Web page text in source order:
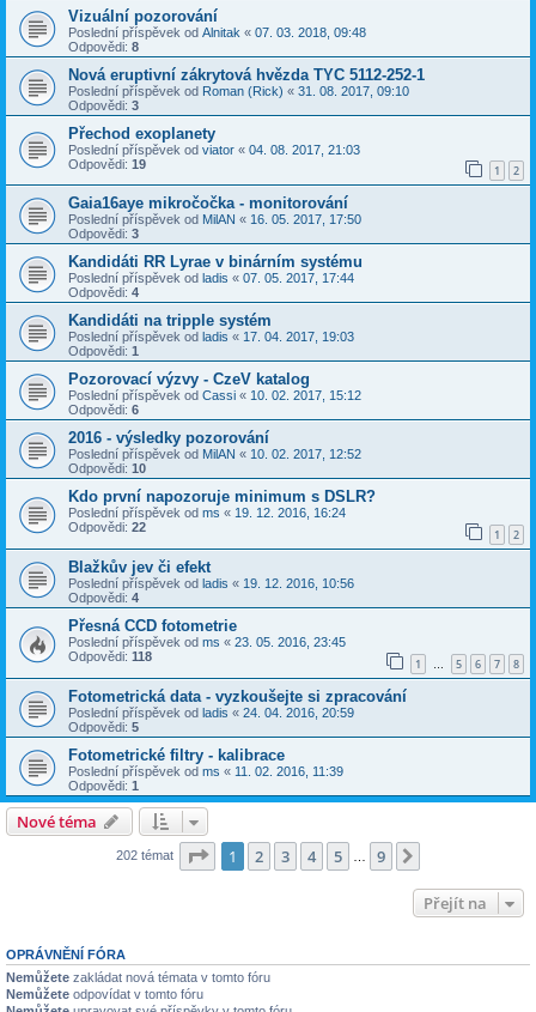
Vizuální pozorování
Poslední příspěvek od Alnitak « 07. 03. 2018, 09:48
Odpovědi: 8
Nová eruptivní zákrytová hvězda TYC 5112-252-1
Poslední příspěvek od Roman (Rick) « 31. 08. 2017, 09:10
Odpovědi: 3
Přechod exoplanety
Poslední příspěvek od viator « 04. 08. 2017, 21:03
Odpovědi: 19 1 2
Gaia16aye mikročočka - monitorování
Poslední příspěvek od MilAN « 16. 05. 2017, 17:50
Odpovědi: 3
Kandidáti RR Lyrae v binárním systému
Poslední příspěvek od ladis « 07. 05. 2017, 17:44
Odpovědi: 4
Kandidáti na tripple systém
Poslední příspěvek od ladis « 17. 04. 2017, 19:03
Odpovědi: 1
Pozorovací výzvy - CzeV katalog
Poslední příspěvek od Cassi « 10. 02. 2017, 15:12
Odpovědi: 6
2016 - výsledky pozorování
Poslední příspěvek od MilAN « 10. 02. 2017, 12:52
Odpovědi: 10
Kdo první napozoruje minimum s DSLR?
Poslední příspěvek od ms « 19. 12. 2016, 16:24
Odpovědi: 22 1 2
Blažkův jev či efekt
Poslední příspěvek od ladis « 19. 12. 2016, 10:56
Odpovědi: 4
Přesná CCD fotometrie
Poslední příspěvek od ms « 23. 05. 2016, 23:45
Odpovědi: 118 1 … 5 6 7 8
Fotometrická data - vyzkoušejte si zpracování
Poslední příspěvek od ladis « 24. 04. 2016, 20:59
Odpovědi: 5
Fotometrické filtry - kalibrace
Poslední příspěvek od ms « 11. 02. 2016, 11:39
Odpovědi: 1
Nové téma
202 témat Stránka z
1 2 3 4 5 9
Přejít na
OPRÁVNĚNÍ FÓRA
Nemůžete zakládat nová témata v tomto fóru
Nemůžete odpovídat v tomto fóru